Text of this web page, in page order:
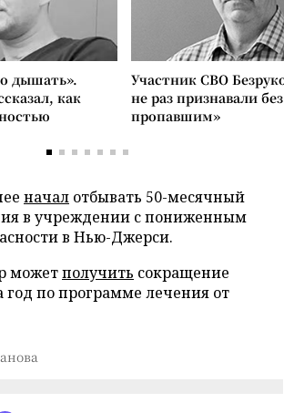
дышать».
как
Участник СВО
не раз признавали
пропавшим»
начал отбывать 50-месячный
в учреждении с пониженным
в Нью-Джерси.
можетполучить сокращение
год по программе лечения от